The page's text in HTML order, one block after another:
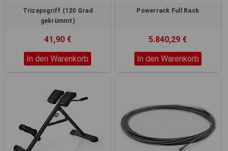
Trizepsgriff (120 Grad
gekrümmt)
41,90 €
In den Warenkorb
Powerrack Full Rack
5.840,29 €
In den Warenkorb